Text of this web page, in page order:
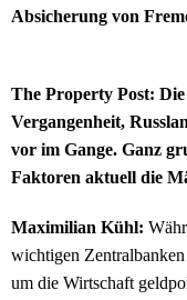
Absicherung von
The Property Post:
Vergangenheit,
vor im Gange. Ganz
Faktoren aktuell die
Maximilian Kühl:
wichtigen
um die Wirtschaft